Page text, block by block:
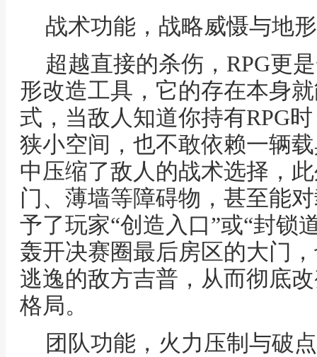
战术功能，战略威慑与地
超越直接的杀伤，RPG更
形改造工具，它的存在本身
式，当敌人知道你持有RPG
狭小空间，也不敢依赖一辆
中压缩了敌人的战术选择，
门、薄墙等障碍物，甚至能
予了玩家“创造入口”或“封锁
轰开决赛圈最后房区的大门
逃逸的敌方吉普，从而彻底
格局。
团队功能，火力压制与破